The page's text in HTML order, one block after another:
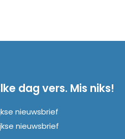
dag vers. Mis niks!
nieuwsbrief
nieuwsbrief